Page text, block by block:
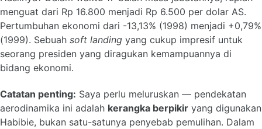
menguat dari Rp 16.800 menjadi Rp 6.500 per dolar AS.
Pertumbuhan ekonomi dari -13,13% (1998) menjadi +0,79%
(1999). Sebuah soft landing yang cukup impresif untuk
seorang presiden yang diragukan kemampuannya di
bidang ekonomi.
Catatan penting: Saya perlu meluruskan — pendekatan
aerodinamika ini adalah kerangka berpikir yang digunakan
Habibie, bukan satu-satunya penyebab pemulihan. Dalam